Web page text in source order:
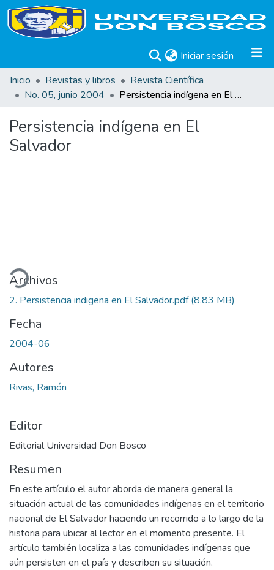
Iniciar sesión (current)
Inicio
Revistas y libros
Revista Científica
No. 05, junio 2004
Persistencia indígena en El Salvador
Persistencia indígena en El
Salvador
Archivos
2. Persistencia indigena en El Salvador.pdf(8.83 MB)
Fecha
2004-06
Autores
Rivas, Ramón
Editor
Editorial Universidad Don Bosco
Resumen
En este artículo el autor aborda de manera general la
situación actual de las comunidades indígenas en el territorio
nacional de El Salvador haciendo un recorrido a lo largo de la
historia para ubicar al lector en el momento presente. El
artículo también localiza a las comunidades indígenas que
aún persisten en el país y describen su situación.